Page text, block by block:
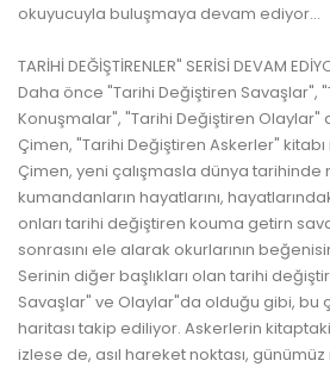
okuyucuyla buluşmaya devam ediyor...
TARİHİ DEĞİŞTİRENLER" SERİSİ DEVAM
Daha önce "Tarihi Değiştiren Savaşlar",
Konuşmalar", "Tarihi Değiştiren Olaylar"
Çimen, "Tarihi Değiştiren Askerler"
Çimen, yeni çalışmasla dünya tarihinde
kumandanların hayatlarını,
onları tarihi değiştiren kouma getirn
sonrasını ele alarak okurlarının
Serinin diğer başlıkları olan tarihi
Savaşlar" ve Olaylar"da olduğu gibi, bu
haritası takip ediliyor. Askerlerin
izlese de, asıl hareket noktası,